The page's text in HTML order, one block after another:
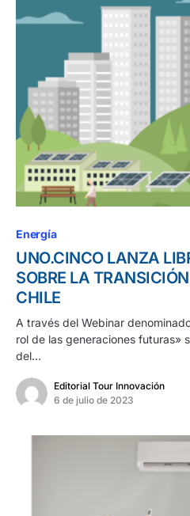
Energía
UNO.CINCO LANZA
SOBRE LA
CHILE
A través del Webinar
rol de las generaciones futuras»
del…
Editorial Tour Innovación
6 de julio de 2023